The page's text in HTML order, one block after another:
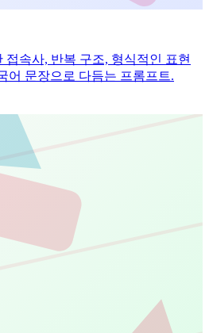
속사, 반복 구조, 형식적인 표현
어 문장으로 다듬는 프롬프트.